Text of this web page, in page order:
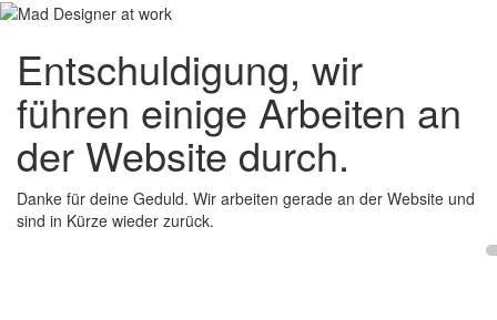
Entschuldigung, wir
führen einige Arbeiten an
der Website durch.
Danke für deine Geduld. Wir arbeiten gerade an der Website und
sind in Kürze wieder zurück.